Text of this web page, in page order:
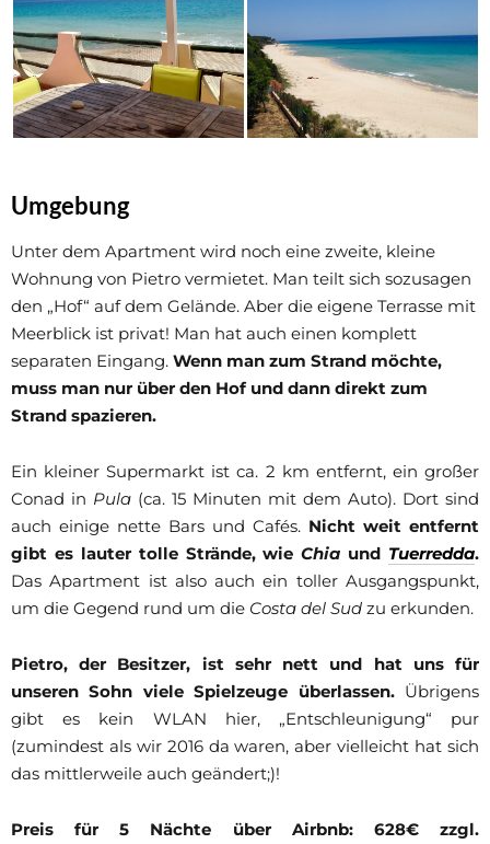
Umgebung
Unter dem Apartment wird noch eine zweite, kleine
Wohnung von Pietro vermietet. Man teilt sich sozusagen
den „Hof“ auf dem Gelände. Aber die eigene Terrasse mit
Meerblick ist privat! Man hat auch einen komplett
separaten Eingang. Wenn man zum Strand möchte,
muss man nur über den Hof und dann direkt zum
Strand spazieren.
Ein kleiner Supermarkt ist ca. 2 km entfernt, ein großer
Conad in Pula (ca. 15 Minuten mit dem Auto). Dort sind
auch einige nette Bars und Cafés. Nicht weit entfernt
gibt es lauter tolle Strände, wieChia und Tuerredda.
Das Apartment ist also auch ein toller Ausgangspunkt,
um die Gegend rund um die Costa del Sud zu erkunden.
Pietro, der Besitzer, ist sehr nett und hat uns für
unseren Sohn viele Spielzeuge überlassen.Übrigens
gibt es kein WLAN hier, „Entschleunigung“ pur
(zumindest als wir 2016 da waren, aber vielleicht hat sich
das mittlerweile auch geändert;)!
Preis für 5 Nächte über Airbnb: 628€ zzgl.